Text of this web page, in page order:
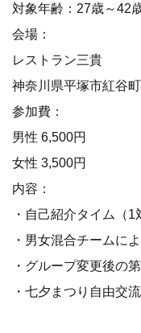
対象年齢：27歳～42
会場：
レストラン三貴
神奈川県平塚市紅谷
参加費：
男性 6,500円
女性 3,500円
内容：
・自己紹介タイム（1
・男女混合チームに
・グループ変更後の
・七夕まつり自由交